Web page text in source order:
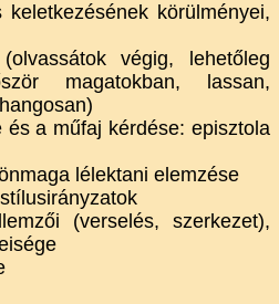
körülményei,
végig, lehetőleg
magatokban, lassan,
és a műfaj kérdése: episztola
lélektani elemzése
(verselés, szerkezet),